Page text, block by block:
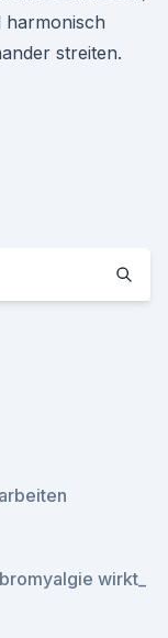
harmonisch
streiten.
wirkt_